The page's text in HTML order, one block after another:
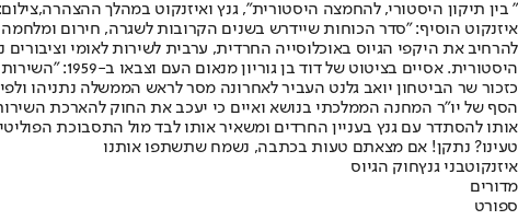
" בין תיקון היסטורי, להחמצה היסטורית", גנץ ואיזנקוט במהלך
איזנקוט הוסיף: "סדר הכוחות שיידרש בשנים הקרובות לשגרה, חירום
להרחיב את היקפי הגיוס באוכלוסייה החרדית, ערבית לשירות לאומי
היסטורית. אסיים בציטוט של דוד בן גוריון מנאום העם וצבאו ב-1959: "השירות לעם אינו זמני, אלא שליחות חיים. בגמר השירות היסודי בצבא לא מסתיים שרות ההתנדבות בעם".
כזכור שר הביטחון יואב גלנט העביר לאחרונה מסר לראש הממשלה נתניהו
הסף של יו"ר המחנה הממלכתי בנושא ואיים כי יעכב את החוק להארכת
אותו להסתדר עם גנץ בעניין החרדים ומשאיר אותו לבד מול התסבוכת
טעינו? נתקן! אם מצאתם טעות בכתבה, נשמח שתשתפו אותנו
איזנקוטבני גנץחוק הגיוס
מדורים
ספורט